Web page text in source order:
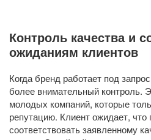
Контроль качества и
ожиданиям клиентов
Когда бренд работает под
более внимательный контроль.
молодых компаний, которые
репутацию. Клиент ожидает, что
соответствовать заявленному